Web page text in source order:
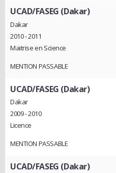
UCAD/FASEG (Dakar)
Dakar
2010 - 2011
Maitrise en Science
MENTION PASSABLE
UCAD/FASEG (Dakar)
Dakar
2009 - 2010
Licence
MENTION PASSABLE
UCAD/FASEG (Dakar)